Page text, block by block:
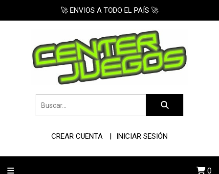
🚀 ENVIOS A TODO EL PAÍS 🚀
CREAR CUENTA INICIAR SESIÓN
0